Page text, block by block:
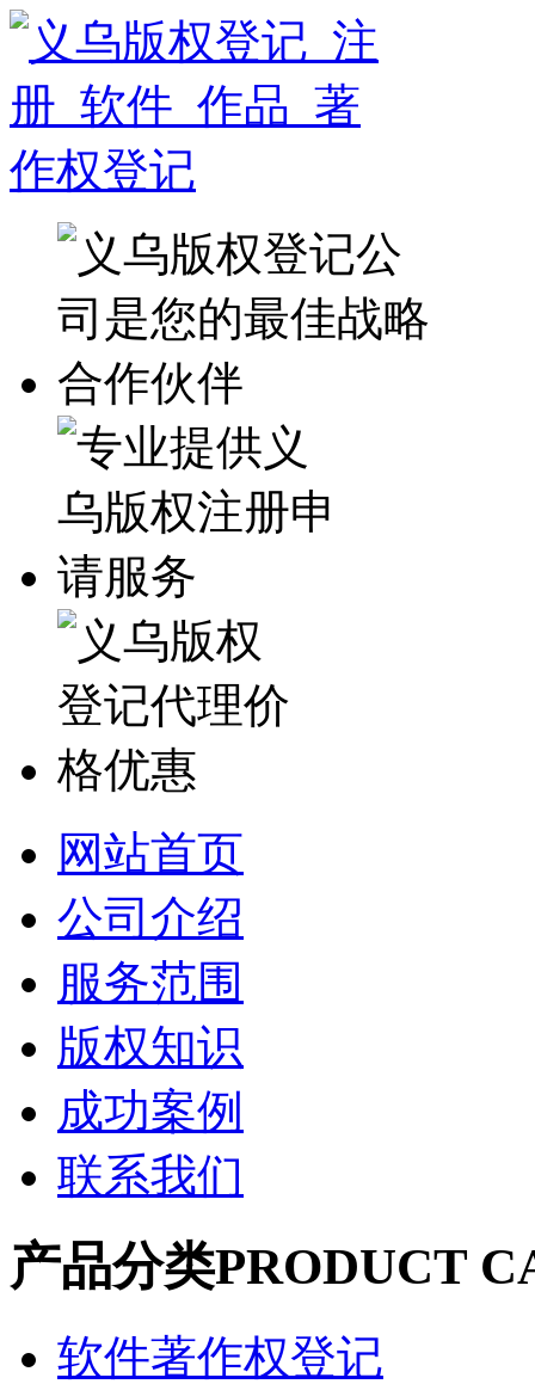
网站首页
公司介绍
服务范围
版权知识
成功案例
联系我们
产品分类PRODUCT
软件著作权登记